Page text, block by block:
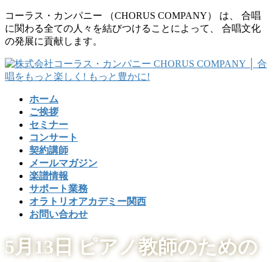
コ
ン
テ
ツ
に
ナ
ビ
ゲ
シ
ョ
コーラス・カンパニー （CHORUS COMPANY） は、 合唱
に関わる全ての人々を結びつけることによって、 合唱文化
の発展に貢献します。
ホーム
ご挨拶
セミナー
コンサート
契約講師
メールマガジン
楽譜情報
サポート業務
オラトリオアカデミー関西
お問い合わせ
5月13日 ピアノ教師のための